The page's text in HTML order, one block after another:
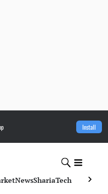
Install
NewsShariaTech